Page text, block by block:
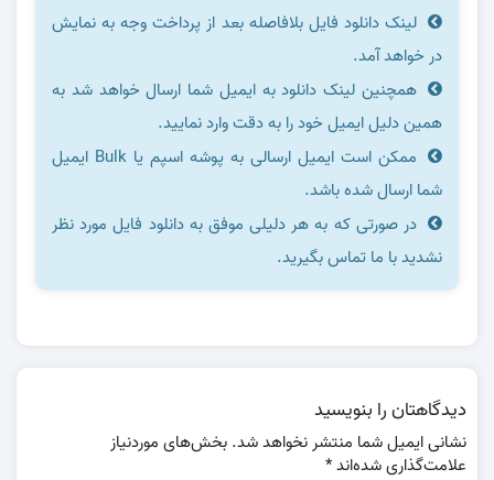
لینک دانلود فایل بلافاصله بعد از پرداخت وجه به نمایش
در خواهد آمد.
همچنین لینک دانلود به ایمیل شما ارسال خواهد شد به
همین دلیل ایمیل خود را به دقت وارد نمایید.
ممکن است ایمیل ارسالی به پوشه اسپم یا Bulk ایمیل
شما ارسال شده باشد.
در صورتی که به هر دلیلی موفق به دانلود فایل مورد نظر
نشدید با ما تماس بگیرید.
دیدگاهتان را بنویسید
نشانی ایمیل شما منتشر نخواهد شد. بخش‌های موردنیاز
علامت‌گذاری شده‌اند*